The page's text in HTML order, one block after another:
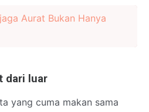
Aurat Bukan Hanya
dari luar
yang cuma makan sama